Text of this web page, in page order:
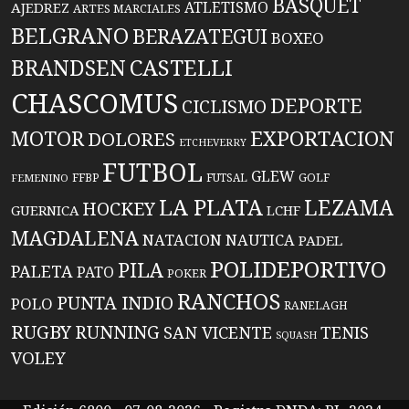
AJEDREZ ARTES MARCIALES ATLETISMO
BELGRANO BERAZATEGUIBOXEO
BRANDSENCASTELLI
CHASCOMUS CICLISMO DEPORTE
MOTORDOLORES ETCHEVERRY EXPORTACION
FEMENINO FFBP FUTBOL FUTSAL GLEW GOLF
GUERNICA HOCKEYLA PLATA LCHF LEZAMA
MAGDALENANATACIONNAUTICA PADEL
PALETAPATO PILA POKER POLIDEPORTIVO
POLO PUNTA INDIO RANCHOS RANELAGH
RUGBYRUNNING SAN VICENTE SQUASH TENIS
VOLEY